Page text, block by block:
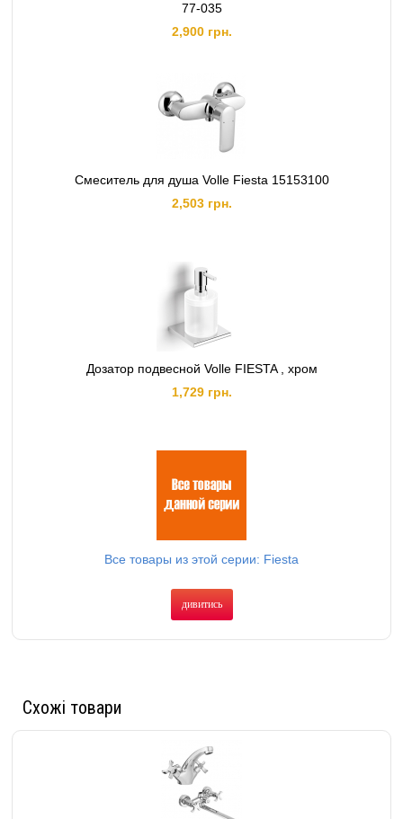
77-035
2,900 грн.
Смеситель для душа Volle Fiesta 15153100
2,503 грн.
Дозатор подвесной Volle FIESTA , хром
1,729 грн.
Все товары из этой серии: Fiesta
дивитись
Схожі товари